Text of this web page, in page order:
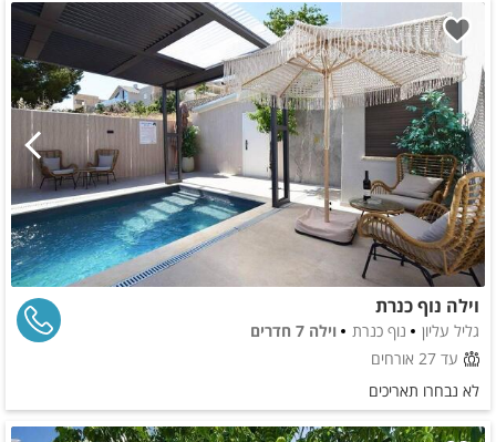
וילה נוף כנרת
גליל עליון נוף כנרת
וילה 7 חדרים
עד 27 אורחים
לא נבחרו תאריכים